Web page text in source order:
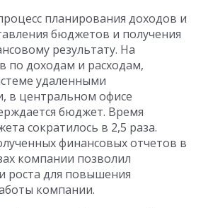
планирования доходов и
бюджетов и получения
результату. На
по доходам и расходам,
удаленными
в центральном офисе
бюджет. Время
сократилось в 2,5 раза.
финансовых отчетов в
компании позволил
роста для повышения
компании.